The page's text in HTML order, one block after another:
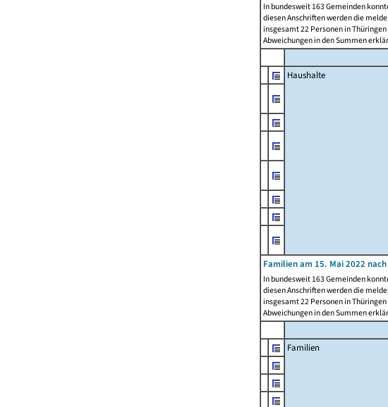
In bundesweit 163 Gemeinden
diesen Anschriften werden die
insgesamt 22 Personen in
Abweichungen in den Summen
Haushalte
Familien am 15. Mai 2022
In bundesweit 163 Gemeinden
diesen Anschriften werden die
insgesamt 22 Personen in
Abweichungen in den Summen
Familien